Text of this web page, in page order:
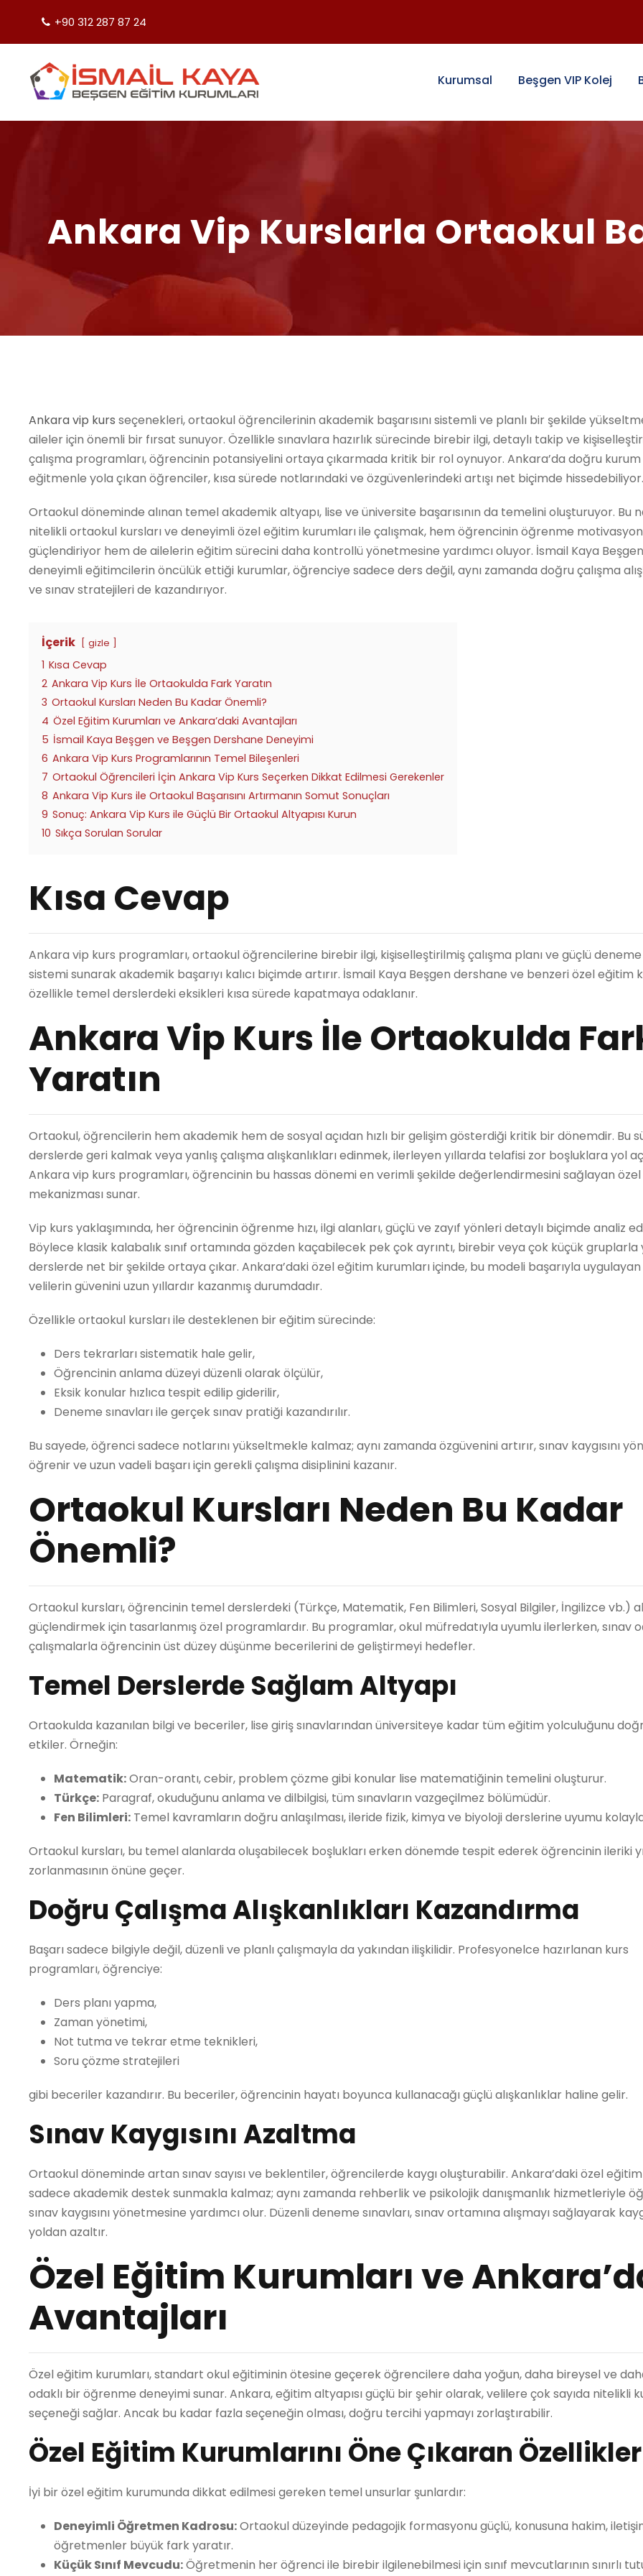
+90 312 287 87 24
Kurumsal Beşgen VIP Kolej
Ankara Vip Kurslarla Ortaokul
Ankara vip kurs seçenekleri, ortaokul öğrencilerinin akademik başarısını sistemli ve planlı bir şekilde
aileler için önemli bir fırsat sunuyor. Özellikle sınavlara hazırlık sürecinde birebir ilgi, detaylı takip ve
çalışma programları, öğrencinin potansiyelini ortaya çıkarmada kritik bir rol oynuyor. Ankara’da doğru
eğitmenle yola çıkan öğrenciler, kısa sürede notlarındaki ve özgüvenlerindeki artışı net biçimde hissedebiliyor.
Ortaokul döneminde alınan temel akademik altyapı, lise ve üniversite başarısının da temelini oluşturuyor. Bu
nitelikli ortaokul kursları ve deneyimli özel eğitim kurumları ile çalışmak, hem öğrencinin öğrenme
güçlendiriyor hem de ailelerin eğitim sürecini daha kontrollü yönetmesine yardımcı oluyor. İsmail Kaya
deneyimli eğitimcilerin öncülük ettiği kurumlar, öğrenciye sadece ders değil, aynı zamanda doğru çalışma
ve sınav stratejileri de kazandırıyor.
İçerik gizle
1 Kısa Cevap
2 Ankara Vip Kurs İle Ortaokulda Fark Yaratın
3 Ortaokul Kursları Neden Bu Kadar Önemli?
4 Özel Eğitim Kurumları ve Ankara’daki Avantajları
5 İsmail Kaya Beşgen ve Beşgen Dershane Deneyimi
6 Ankara Vip Kurs Programlarının Temel Bileşenleri
7 Ortaokul Öğrencileri İçin Ankara Vip Kurs Seçerken Dikkat Edilmesi Gerekenler
8 Ankara Vip Kurs ile Ortaokul Başarısını Artırmanın Somut Sonuçları
9 Sonuç: Ankara Vip Kurs ile Güçlü Bir Ortaokul Altyapısı Kurun
10 Sıkça Sorulan Sorular
Kısa Cevap
Ankara vip kurs programları, ortaokul öğrencilerine birebir ilgi, kişiselleştirilmiş çalışma planı ve güçlü
sistemi sunarak akademik başarıyı kalıcı biçimde artırır. İsmail Kaya Beşgen dershane ve benzeri özel eğitim
özellikle temel derslerdeki eksikleri kısa sürede kapatmaya odaklanır.
Ankara Vip Kurs İle Ortaokulda
Yaratın
Ortaokul, öğrencilerin hem akademik hem de sosyal açıdan hızlı bir gelişim gösterdiği kritik bir dönemdir. Bu
derslerde geri kalmak veya yanlış çalışma alışkanlıkları edinmek, ilerleyen yıllarda telafisi zor boşluklara yol
Ankara vip kurs programları, öğrencinin bu hassas dönemi en verimli şekilde değerlendirmesini sağlayan
mekanizması sunar.
Vip kurs yaklaşımında, her öğrencinin öğrenme hızı, ilgi alanları, güçlü ve zayıf yönleri detaylı biçimde analiz
Böylece klasik kalabalık sınıf ortamında gözden kaçabilecek pek çok ayrıntı, birebir veya çok küçük gruplarla
derslerde net bir şekilde ortaya çıkar. Ankara’daki özel eğitim kurumları içinde, bu modeli başarıyla
velilerin güvenini uzun yıllardır kazanmış durumdadır.
Özellikle ortaokul kursları ile desteklenen bir eğitim sürecinde:
Ders tekrarları sistematik hale gelir,
Öğrencinin anlama düzeyi düzenli olarak ölçülür,
Eksik konular hızlıca tespit edilip giderilir,
Deneme sınavları ile gerçek sınav pratiği kazandırılır.
Bu sayede, öğrenci sadece notlarını yükseltmekle kalmaz; aynı zamanda özgüvenini artırır, sınav kaygısını
öğrenir ve uzun vadeli başarı için gerekli çalışma disiplinini kazanır.
Ortaokul Kursları Neden Bu Kadar
Önemli?
Ortaokul kursları, öğrencinin temel derslerdeki (Türkçe, Matematik, Fen Bilimleri, Sosyal Bilgiler, İngilizce vb.)
güçlendirmek için tasarlanmış özel programlardır. Bu programlar, okul müfredatıyla uyumlu ilerlerken, sınav
çalışmalarla öğrencinin üst düzey düşünme becerilerini de geliştirmeyi hedefler.
Temel Derslerde Sağlam Altyapı
Ortaokulda kazanılan bilgi ve beceriler, lise giriş sınavlarından üniversiteye kadar tüm eğitim yolculuğunu
etkiler. Örneğin:
Matematik:Oran-orantı, cebir, problem çözme gibi konular lise matematiğinin temelini oluşturur.
Türkçe: Paragraf, okuduğunu anlama ve dilbilgisi, tüm sınavların vazgeçilmez bölümüdür.
Fen Bilimleri: Temel kavramların doğru anlaşılması, ileride fizik, kimya ve biyoloji derslerine uyumu
Ortaokul kursları, bu temel alanlarda oluşabilecek boşlukları erken dönemde tespit ederek öğrencinin ileriki
zorlanmasının önüne geçer.
Doğru Çalışma Alışkanlıkları Kazandırma
Başarı sadece bilgiyle değil, düzenli ve planlı çalışmayla da yakından ilişkilidir. Profesyonelce hazırlanan kurs
programları, öğrenciye:
Ders planı yapma,
Zaman yönetimi,
Not tutma ve tekrar etme teknikleri,
Soru çözme stratejileri
gibi beceriler kazandırır. Bu beceriler, öğrencinin hayatı boyunca kullanacağı güçlü alışkanlıklar haline gelir.
Sınav Kaygısını Azaltma
Ortaokul döneminde artan sınav sayısı ve beklentiler, öğrencilerde kaygı oluşturabilir. Ankara’daki özel
sadece akademik destek sunmakla kalmaz; aynı zamanda rehberlik ve psikolojik danışmanlık hizmetleriyle
sınav kaygısını yönetmesine yardımcı olur. Düzenli deneme sınavları, sınav ortamına alışmayı sağlayarak
yoldan azaltır.
Özel Eğitim Kurumları ve
Avantajları
Özel eğitim kurumları, standart okul eğitiminin ötesine geçerek öğrencilere daha yoğun, daha bireysel ve
odaklı bir öğrenme deneyimi sunar. Ankara, eğitim altyapısı güçlü bir şehir olarak, velilere çok sayıda nitelikli
seçeneği sağlar. Ancak bu kadar fazla seçeneğin olması, doğru tercihi yapmayı zorlaştırabilir.
Özel Eğitim Kurumlarını Öne Çıkaran Özellikler
İyi bir özel eğitim kurumunda dikkat edilmesi gereken temel unsurlar şunlardır:
Deneyimli Öğretmen Kadrosu:Ortaokul düzeyinde pedagojik formasyonu güçlü, konusuna hakim,
öğretmenler büyük fark yaratır.
Küçük Sınıf Mevcudu:Öğretmenin her öğrenci ile birebir ilgilenebilmesi için sınıf mevcutlarının sınırlı